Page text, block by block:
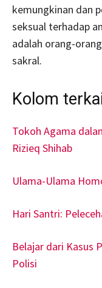
kemungkinan dan
seksual terhadap
adalah orang-
sakral.
Kolom
Tokoh Agama
Rizieq Shihab
Ulama-Ulama
Hari Santri:
Belajar dari Kasus
Polisi